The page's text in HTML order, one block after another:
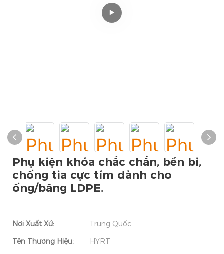
Phụ kiện khóa chắc chắn, bền bỉ,
chống tia cực tím dành cho
ống/băng LDPE.
Nơi Xuất Xứ:
Trung Quốc
Tên Thương Hiệu:
HYRT